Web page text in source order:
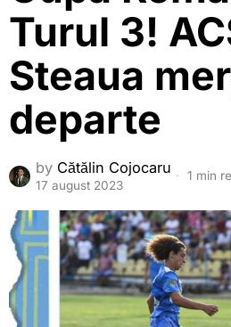
Turul 3!
Steaua
departe
by Cătălin Cojocaru
17 august 2023
1 min